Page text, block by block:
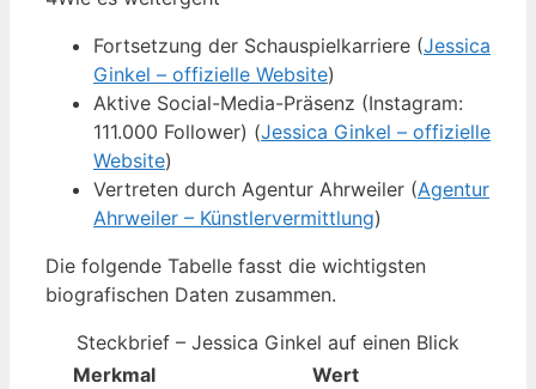
Fortsetzung der Schauspielkarriere (Jessica
Ginkel – offizielle Website)
Aktive Social-Media-Präsenz (Instagram:
111.000 Follower) (Jessica Ginkel – offizielle
Website)
Vertreten durch Agentur Ahrweiler (Agentur
Ahrweiler – Künstlervermittlung)
Die folgende Tabelle fasst die wichtigsten
biografischen Daten zusammen.
Steckbrief – Jessica Ginkel auf einen Blick
Merkmal
Wert